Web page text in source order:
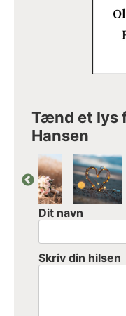
Tænd et lys
Hansen
Dit navn
Skriv din hilsen